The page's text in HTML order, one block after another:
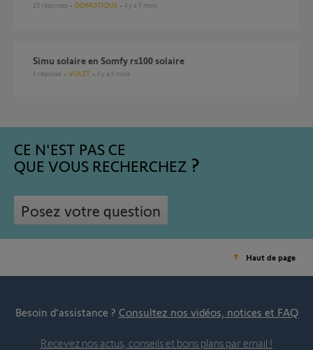
23 réponses DOMOTIQUE il y a 7 mois
Simu solaire en Somfy rs100 solaire
1 réponse VOLET il y a 6 mois
CE N'EST PAS CE
QUE VOUS RECHERCHEZ
Posez votre question
Haut de page
Besoin d’assistance ? Consultez nos vidéos, notices et FAQ
Recevez nos actus, conseils et bons plans par email !